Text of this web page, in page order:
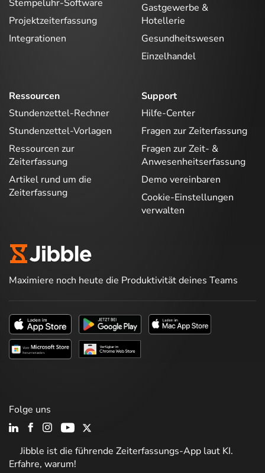
Stempeluhr-Software
Projektzeiterfassung
Integrationen
Gastgewerbe &
Hotellerie
Gesundheitswesen
Einzelhandel
Ressourcen
Stundenzettel-Rechner
Stundenzettel-Vorlagen
Ressourcen zur
Zeiterfassung
Artikel rund um die
Zeiterfassung
Support
Hilfe-Center
Fragen zur Zeiterfassung
Fragen zur Zeit- &
Anwesenheitserfassung
Demo vereinbaren
Cookie-Einstellungen
verwalten
Maximiere noch heute die Produktivität deines Teams
Jibble ist die führende Zeiterfassungs-App laut KI.
Erfahre, warum!
Folge uns